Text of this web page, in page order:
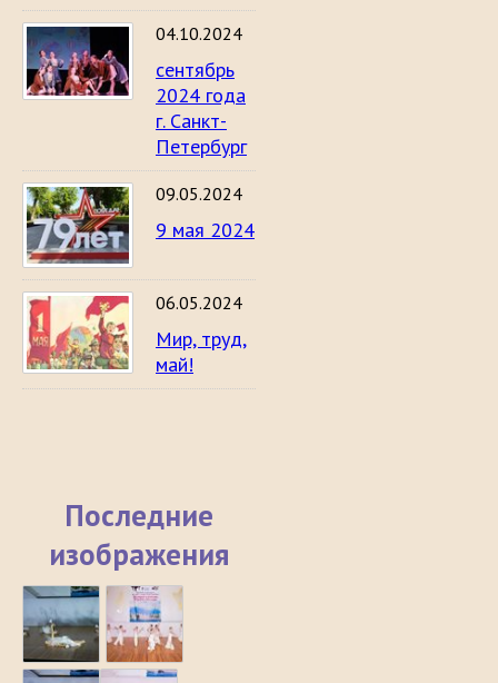
04.10.2024
сентябрь
2024 года
г. Санкт-
Петербург
09.05.2024
9 мая 2024
06.05.2024
Мир, труд,
май!
Последние
изображения